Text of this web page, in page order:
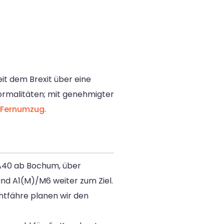
dem Brexit über eine
mit genehmigter
Fernumzug.
ab Bochum, über
A1(M)/M6 weiter zum Ziel.
planen wir den